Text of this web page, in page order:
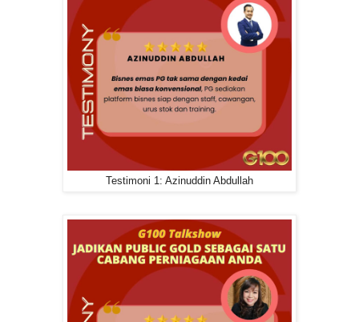
Testimoni 1: Azinuddin Abdullah